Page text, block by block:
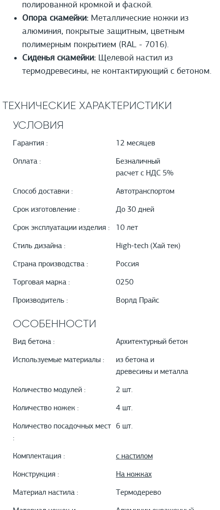
полированной кромкой и фаской.
Опора скамейки: Металлические ножки из
алюминия, покрытые защитным, цветным
полимерным покрытием (RAL - 7016).
Сиденья скамейки: Щелевой настил из
термодревесины, не контактирующий с бетоном.
ТЕХНИЧЕСКИЕ ХАРАКТЕРИСТИКИ
УСЛОВИЯ
Гарантия : 12 месяцев
Оплата :
Безналичный
расчет с НДС 5%
Способ доставки : Автотранспортом
Срок изготовление : До 30 дней
Срок эксплуатации изделия : 10 лет
Стиль дизайна : High-tech (Хай тек)
Страна производства : Россия
Торговая марка : 0250
Производитель : Ворлд Прайс
ОСОБЕННОСТИ
Вид бетона : Архитектурный бетон
Используемые материалы :
из бетона и
древесины и металла
Количество модулей : 2 шт.
Количество ножек : 4 шт.
Количество посадочных мест
:
6 шт.
Комплектация : с настилом
Конструкция : На ножках
Материал настила : Термодерево